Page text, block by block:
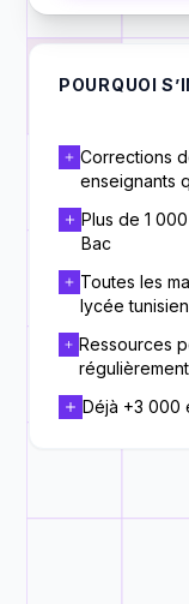
POURQUOI
Corrections
enseignants
Plus de 1
Bac
Toutes les
lycée tunisien
Ressources
Déjà +3 000